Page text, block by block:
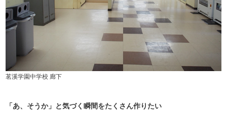
茗溪学園中学校 廊下
「あ、そうか」と気づく瞬間をたくさん作りたい